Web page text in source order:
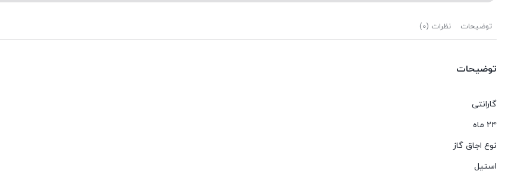
توضیحات نظرات (0)
توضیحات
گارانتی
٢٤ ماه
نوع اجاق گاز
استيل